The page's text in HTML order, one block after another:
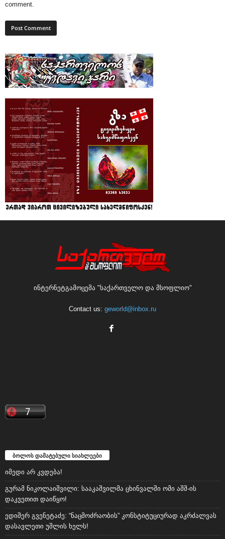
comment.
ინტერნეტგამოცემა "საქართველო და მსოფლიო"
Contact us: geworld@inbox.ru
ბოლოს დამატებული სიახლეები
იმედი არ კვდება!
გურამ ნიკოლაიშვილი: სააკაშვილმა ცხინვალში ომი აშშ-ის
დაკვეთით დაიწყო!
ედიშერ გვენეტაძე: “ნაცმოძრაობის” კონსტიტუციურად აკრძალვას
დასავლეთი უშლის ხელს!